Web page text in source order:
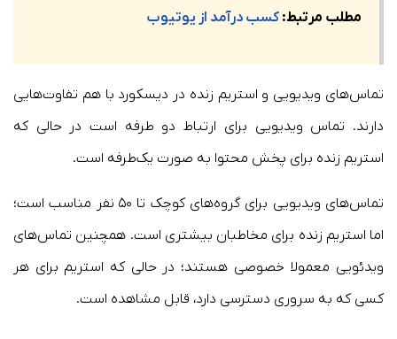
مطلب مرتبط: کسب درآمد از یوتیوب
تماس‌های ویدیویی و استریم زنده در دیسکورد با هم تفاوت‌هایی
دارند. تماس ویدیویی برای ارتباط دو طرفه است در حالی که
استریم زنده برای پخش محتوا به صورت یک‌‌طرفه است.
تماس‌های ویدیویی برای گروه‌های کوچک تا ۵۰ نفر مناسب است؛
اما استریم زنده برای مخاطبان بیشتری است. همچنین تماس‌های
ویدئویی معمولا خصوصی هستند؛‌ در حالی که استریم برای هر
کسی که به سروری دسترسی دارد، قابل مشاهده است.